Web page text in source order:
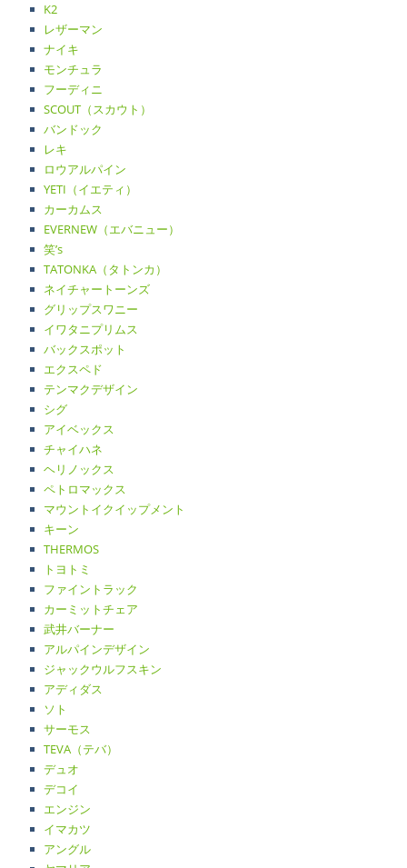
K2
レザーマン
ナイキ
モンチュラ
フーディニ
SCOUT（スカウト）
バンドック
レキ
ロウアルパイン
YETI（イエティ）
カーカムス
EVERNEW（エバニュー）
笑’s
TATONKA（タトンカ）
ネイチャートーンズ
グリップスワニー
イワタニプリムス
バックスポット
エクスペド
テンマクデザイン
シグ
アイベックス
チャイハネ
ヘリノックス
ペトロマックス
マウントイクイップメント
キーン
THERMOS
トヨトミ
ファイントラック
カーミットチェア
武井バーナー
アルパインデザイン
ジャックウルフスキン
アディダス
ソト
サーモス
TEVA（テバ）
デュオ
デコイ
エンジン
イマカツ
アングル